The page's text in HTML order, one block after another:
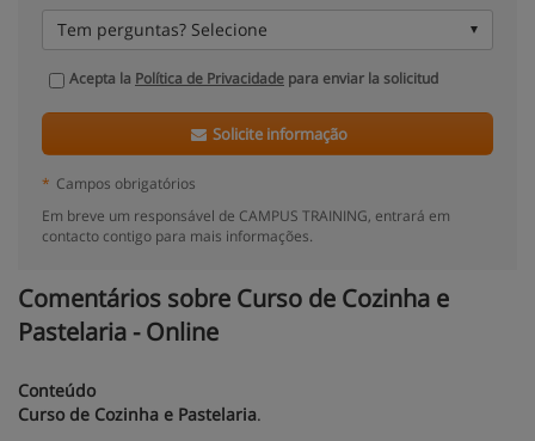
Tem perguntas? Selecione
Acepta la Política de Privacidade para enviar la solicitud
Solicite informação
* Campos obrigatórios
Em breve um responsável de CAMPUS TRAINING, entrará em
contacto contigo para mais informações.
Comentários sobre Curso de Cozinha e
Pastelaria - Online
Conteúdo
Curso de Cozinha e Pastelaria.